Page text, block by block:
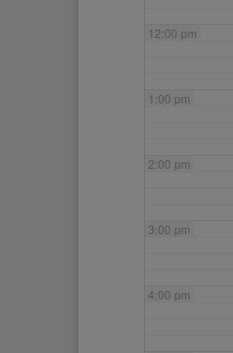
12:00 pm
1:00 pm
2:00 pm
3:00 pm
4:00 pm